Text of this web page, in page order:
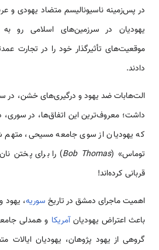
در پس‌زمینه ناسیونالیسم متضاد یهودی و
یهودیان در سرزمین­‌‌‌‌‌‌‌‌‌‌های اسلامی رو
موقعیت‌‌‌‌‌‌‌‌‌‌‌های تأثیرگذار خود را در تجارت
دادند.
الت‌‌‌‌‌‌‌‌‌‌هابات ضد یهود و درگیری­‌‌‌‌‌‌‌‌‌‌های خشن، در
که یهودیان از سوی جامعه مسیحی، متهم
توماس» (Bob Thomas) را برای پختن
قربانی کرده‌‌‌‌‌‌‌‌‌‌اند!
اهمیت ماجرای دمشق در تاریخ سوریه، یهود
باعث اعتراض یهودیانآمریکا و همدلی
گروهی از یهود پژو‌‌‌‌‌‌‌‌‌‌هان، یهودیان ایالات